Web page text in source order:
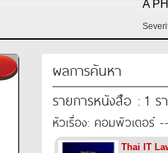
ผลการค้นหา
รายการหนังสือ : 1 ร
หัวเรื่อง: คอมพิวเตอร์
Thai IT